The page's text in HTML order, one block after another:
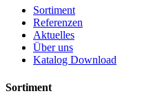
Sortiment
Referenzen
Aktuelles
Über uns
Katalog Download
Sortiment